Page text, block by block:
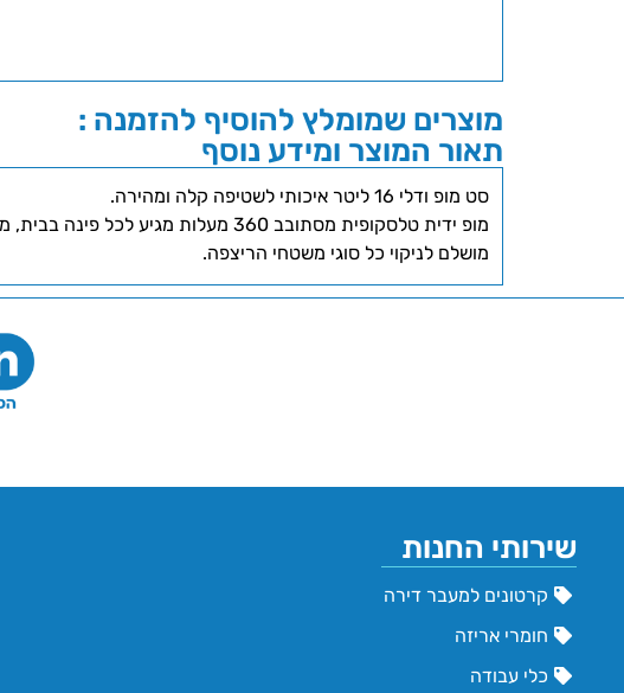
מוצרים שמומלץ להוסיף להזמנה :
תאור המוצר ומידע נוסף
סט מופ ודלי 16 ליטר איכותי לשטיפה קלה ומהירה.
מופ ידית טלסקופית מסתובב 360 מעלות מגיע לכל פינה בבית, מתחת לרהיטים ולאזורים קשים.
מושלם לניקוי כל סוגי משטחי הריצפה.
שירותי החנות
קרטונים למעבר דירה
חומרי אריזה
כלי עבודה